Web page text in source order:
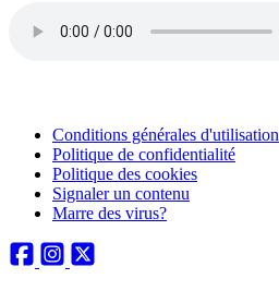
Conditions générales d'utilisation
Politique de confidentialité
Politique des cookies
Signaler un contenu
Marre des virus?